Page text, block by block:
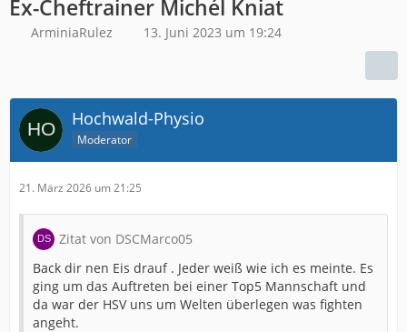
Ex-Cheftrainer Michél Kniat
ArminiaRulez 13. Juni 2023 um 19:24
Hochwald-Physio
Moderator
21. März 2026 um 21:25
Zitat von DSCMarco05
Back dir nen Eis drauf . Jeder weiß wie ich es meinte. Es
ging um das Auftreten bei einer Top5 Mannschaft und
da war der HSV uns um Welten überlegen was fighten
angeht.